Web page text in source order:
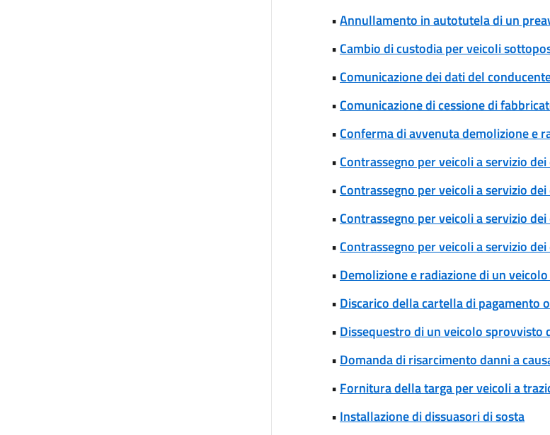
•Annullamento in autotutela di un
• Cambio di custodia per veicoli
• Comunicazione dei dati del
• Comunicazione di cessione di
• Conferma di avvenuta demolizione e
• Contrassegno per veicoli a servizio
• Contrassegno per veicoli a servizio
• Contrassegno per veicoli a servizio
• Contrassegno per veicoli a servizio
• Demolizione e radiazione di un
• Discarico della cartella di pagamento
• Dissequestro di un veicolo sprovvisto
• Domanda di risarcimento danni a
• Fornitura della targa per veicoli a
• Installazione di dissuasori di sosta